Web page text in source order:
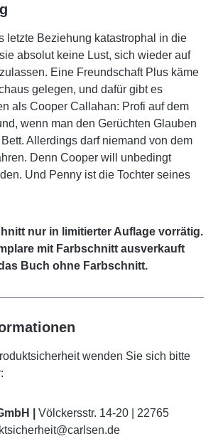
letzte Beziehung katastrophal in die
absolut keine Lust, sich wieder auf
Eine Freundschaft Plus käme
gelegen, und dafür gibt es
als Cooper Callahan: Profi auf dem
wenn man den Gerüchten Glauben
Allerdings darf niemand von dem
Denn Cooper will unbedingt
Und Penny ist die Tochter seines
nur in limitierter Auflage vorrätig.
mit Farbschnitt ausverkauft
Buch ohne Farbschnitt.
wenden Sie sich bitte
| Völckersstr. 14-20 | 22765